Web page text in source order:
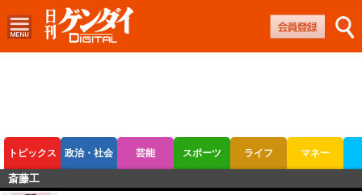
トピックス 政治・社会 芸能 スポーツ ライフ マネー
ボートレース
斎藤工